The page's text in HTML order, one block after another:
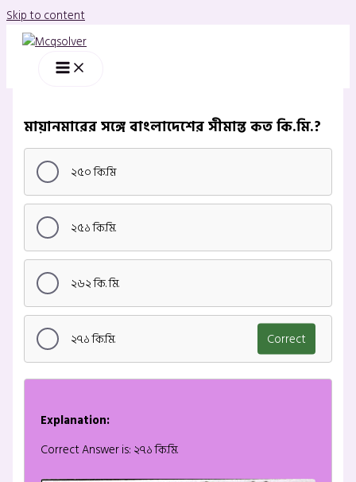
Skip to content
মায়ানমারের সঙ্গে বাংলাদেশের সীমান্ত কত কি.মি.?
২৫০ কি.মি
২৫১ কি.মি.
২৬২ কি. মি.
২৭১ কি.মি. Correct
Explanation:
Correct Answer is: ২৭১ কি.মি.